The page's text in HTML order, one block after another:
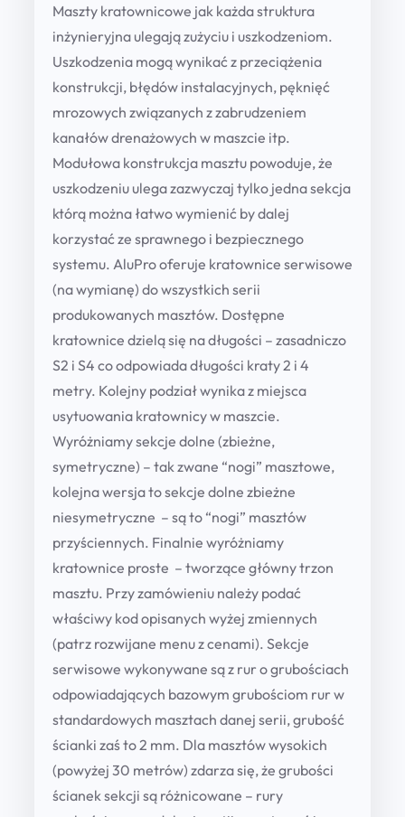
u
g
h
1
4
6
0
,
0
0
z
ł
s
w
e
i
Maszty kratownicowe jak każda struktura
inżynieryjna ulegają zużyciu i uszkodzeniom.
Uszkodzenia mogą wynikać z przeciążenia
konstrukcji, błędów instalacyjnych, pęknięć
mrozowych związanych z zabrudzeniem
kanałów drenażowych w maszcie itp.
Modułowa konstrukcja masztu powoduje, że
uszkodzeniu ulega zazwyczaj tylko jedna sekcja
którą można łatwo wymienić by dalej
korzystać ze sprawnego i bezpiecznego
systemu. AluPro oferuje kratownice serwisowe
(na wymianę) do wszystkich serii
produkowanych masztów. Dostępne
kratownice dzielą się na długości – zasadniczo
S2 i S4 co odpowiada długości kraty 2 i 4
metry. Kolejny podział wynika z miejsca
usytuowania kratownicy w maszcie.
Wyróżniamy sekcje dolne (zbieżne,
symetryczne) – tak zwane “nogi” masztowe,
kolejna wersja to sekcje dolne zbieżne
niesymetryczne – są to “nogi” masztów
przyściennych. Finalnie wyróżniamy
kratownice proste – tworzące główny trzon
masztu. Przy zamówieniu należy podać
właściwy kod opisanych wyżej zmiennych
(patrz rozwijane menu z cenami). Sekcje
serwisowe wykonywane są z rur o grubościach
odpowiadających bazowym grubościom rur w
standardowych masztach danej serii, grubość
ścianki zaś to 2 mm. Dla masztów wysokich
(powyżej 30 metrów) zdarza się, że grubości
ścianek sekcji są różnicowane – rury